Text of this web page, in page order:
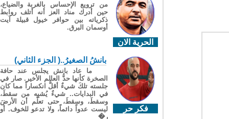
الحرية الان
من ترويع الإحساس بالغربة والضياع،
حين أدرك مناد العز أنه أتلف روابط
ذكرياته بين حوافر خيول قبيلة آيت
أوسمان البرق.
فكر حر
بانشُ الصغيرُ..( الجزء الثاني)
ما عاد بانش يجلس عند حافة
الصخرة كأنها حدُّ العالم الأخير. صار في
جلسته تلكَ شيءٌ أقلُّ انكساراً مما كان
في البدايات.. شيءٌ يُشبِه من سقطَ،
وسقطَ، وسقطَ، حتى تعلّم أن الأرضَ
ليست عدواً دائماً، ولا تدعو للخوف. أو
ر�